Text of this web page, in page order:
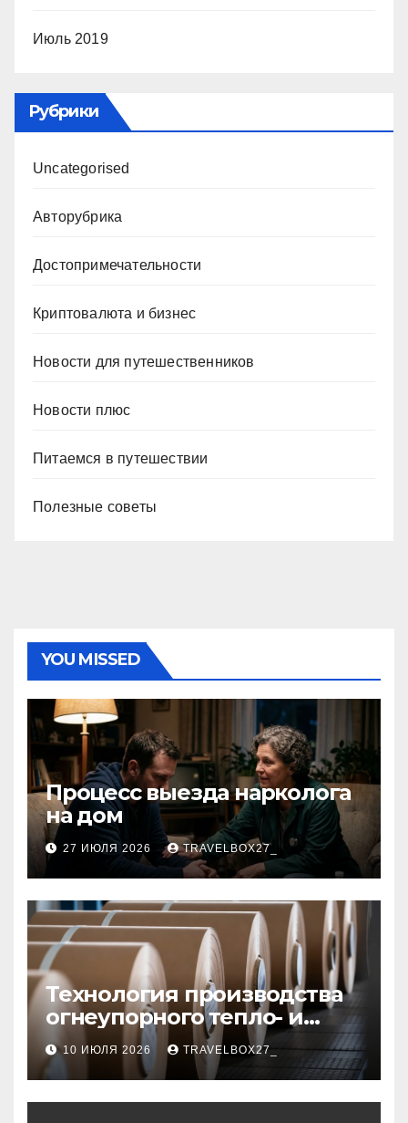
Июль 2019
Рубрики
Uncategorised
Авторубрика
Достопримечательности
Криптовалюта и бизнес
Новости для путешественников
Новости плюс
Питаемся в путешествии
Полезные советы
YOU MISSED
Процесс выезда нарколога
на дом
27 ИЮЛЯ 2026 TRAVELBOX27_
Технология производства
огнеупорного тепло- и
звукоизоляционного
картона из
муллитокремнеземистого
волокна
10 ИЮЛЯ 2026 TRAVELBOX27_